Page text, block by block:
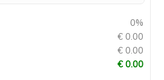
0%
€ 0.00
€ 0.00
€ 0.00